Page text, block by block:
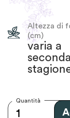
Altezza di
(cm)
varia a
Quantità